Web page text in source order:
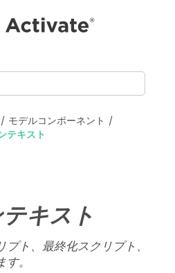
モデルコンポーネント
テキスト
キスト
ト、最終化スクリプト、
。